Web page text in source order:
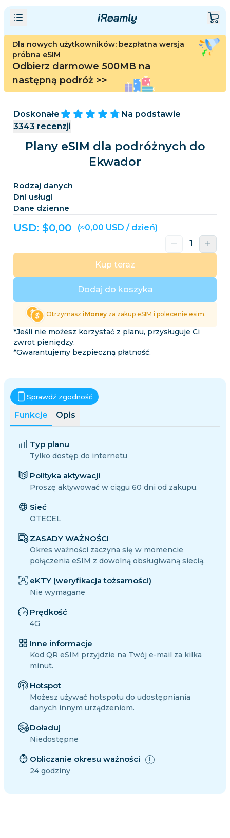
Dla nowych użytkowników: bezpłatna wersja
próbna eSIM
Odbierz darmowe 500MB na
następną podróż >>
Doskonałe
Na podstawie
3343 recenzji
Plany eSIM dla podróżnych do
Ekwador
Rodzaj danych
Dni usługi
Dane dzienne
USD: $0,00 (≈0,00 USD / dzień)
Dodaj do koszyka
Kup teraz
Otrzymasz iMoney za zakup eSIM i polecenie esim.
*Jeśli nie możesz korzystać z planu, przysługuje Ci
zwrot pieniędzy.
*Gwarantujemy bezpieczną płatność.
Funkcje Opis
Sprawdź zgodność
Typ planu
Tylko dostęp do internetu
Polityka aktywacji
Proszę aktywować w ciągu 60 dni od zakupu.
Sieć
OTECEL
ZASADY WAŻNOŚCI
Okres ważności zaczyna się w momencie
połączenia eSIM z dowolną obsługiwaną siecią.
eKTY (weryfikacja tożsamości)
Nie wymagane
Prędkość
4G
Inne informacje
Kod QR eSIM przyjdzie na Twój e-mail za kilka
minut.
Hotspot
Możesz używać hotspotu do udostępniania
danych innym urządzeniom.
Doładuj
Niedostępne
Obliczanie okresu ważności
24 godziny